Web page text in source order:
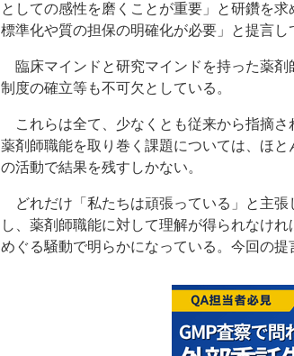
としての感性を磨くことが重要」と研鑽を
標準化や質の担保の明確化が必要」と提言し
臨床マインドと研究マインドを持った薬
制度の確立等も不可欠としている。
これらは全て、少なくとも従来から指摘さ
薬剤師職能を取り巻く課題については、ほ
の活動で結果を残すしかない。
どれだけ「私たちは頑張っている」と主
し、薬剤師職能に対して理解が得られなけ
めぐる騒動で明らかになっている。今回の提